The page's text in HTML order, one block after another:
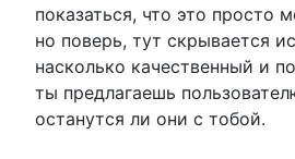
показаться, что это просто
но поверь, тут скрывается
насколько качественный и
ты предлагаешь
останутся ли они с тобой.